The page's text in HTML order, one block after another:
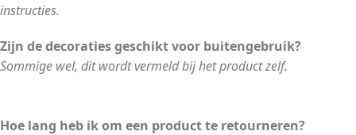
instructies.
Zijn de decoraties geschikt voor buitengebruik?
Sommige wel, dit wordt vermeld bij het product zelf.
Hoe lang heb ik om een product te retourneren?